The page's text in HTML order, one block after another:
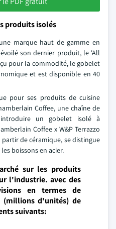
produits isolés
marque haut de gamme en
son dernier produit, le 'All
pour la commodité, le gobelet
et est disponible en 40
pour ses produits de cuisine
Coffee, une chaîne de
un gobelet isolé à
Coffee x W&P Terrazzo
de céramique, se distingue
boissons en acier.
sur les produits
l'industrie. avec des
en termes de
(millions d'unités) de
suivants: